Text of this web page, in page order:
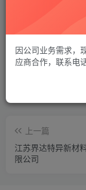
上一篇
江苏界达特异新材
限公司
因公司业务需求，
应商合作，联系电